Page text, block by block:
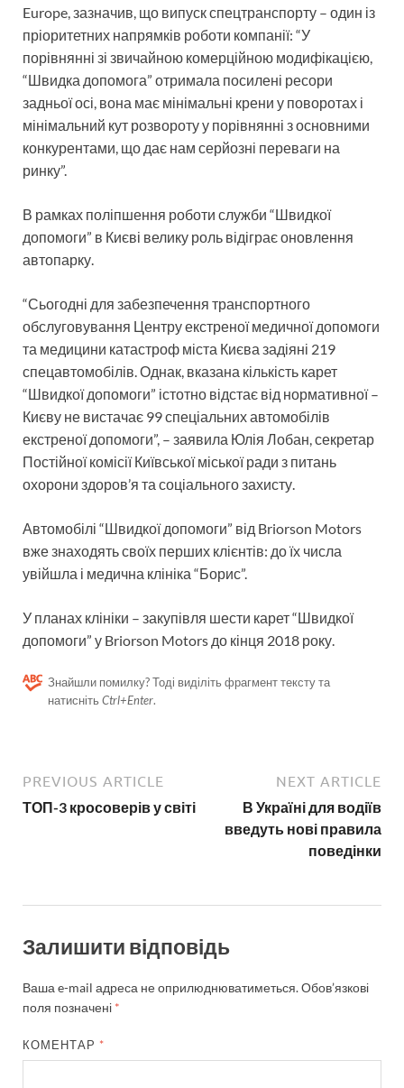
Europe, зазначив, що випуск спецтранспорту – один із
пріоритетних напрямків роботи компанії: “У
порівнянні зі звичайною комерційною модифікацією,
“Швидка допомога” отримала посилені ресори
задньої осі, вона має мінімальні крени у поворотах і
мінімальний кут розвороту у порівнянні з основними
конкурентами, що дає нам серйозні переваги на
ринку”.
В рамках поліпшення роботи служби “Швидкої
допомоги” в Києві велику роль відіграє оновлення
автопарку.
“Сьогодні для забезпечення транспортного
обслуговування Центру екстреної медичної допомоги
та медицини катастроф міста Києва задіяні 219
спецавтомобілів. Однак, вказана кількість карет
“Швидкої допомоги” істотно відстає від нормативної –
Києву не вистачає 99 спеціальних автомобілів
екстреної допомоги”, – заявила Юлія Лобан, секретар
Постійної комісії Київської міської ради з питань
охорони здоров’я та соціального захисту.
Автомобілі “Швидкої допомоги” від Briorson Motors
вже знаходять своїх перших клієнтів: до їх числа
увійшла і медична клініка “Борис”.
У планах клініки – закупівля шести карет “Швидкої
допомоги” у Briorson Motors до кінця 2018 року.
Знайшли помилку? Тоді виділіть фрагмент тексту та
натисніть Ctrl+Enter.
PREVIOUS ARTICLE
ТОП-3 кросоверів у світі
NEXT ARTICLE
В Україні для водіїв
введуть нові правила
поведінки
Залишити відповідь
Ваша e-mail адреса не оприлюднюватиметься.Обов’язкові
поля позначені *
КОМЕНТАР *